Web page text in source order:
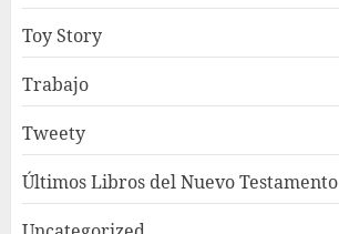
Toy Story
Trabajo
Tweety
Últimos Libros del Nuevo Testamento